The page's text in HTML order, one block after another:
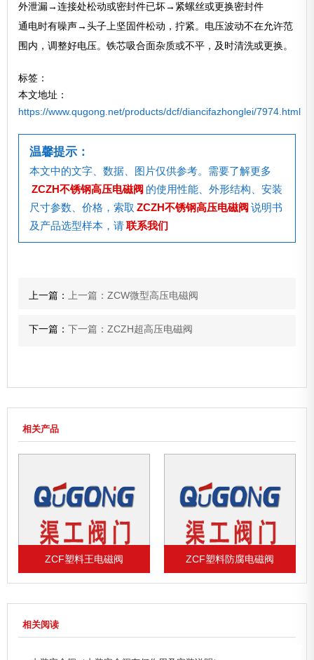
外泄漏→连接处松动或密封件已坏→紧螺丝或更换密封件
通电时有噪声→头子上坚固件松动，拧紧。电压波动不在允许范
围内，调整好电压。铁芯吸合面杂质或不平，及时清洗或更换。
标签：
本文地址：
https://www.qugong.net/products/dcf/diancifazhonglei/7974.html
温馨提示：
本文中的文字、数据、图片仅供参考。需要了解更多
ZCZH不锈钢高压电磁阀 的使用性能、外形结构、安装
尺寸参数、价格，索取 ZCZH不锈钢高压电磁阀 说明书
及产品选型样本，请联系我们
上一篇：上一篇：ZCW微型高压电磁阀
下一篇：下一篇：ZCZH超高压电磁阀
相关产品
ZCF塑料王电磁阀 ZCF塑料防腐电磁阀
相关阅读